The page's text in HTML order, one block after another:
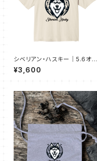
シベリアン・ハスキー｜5.6オン
ス ビッグシルエット Ｔシャツ（全
7色）
¥3,600